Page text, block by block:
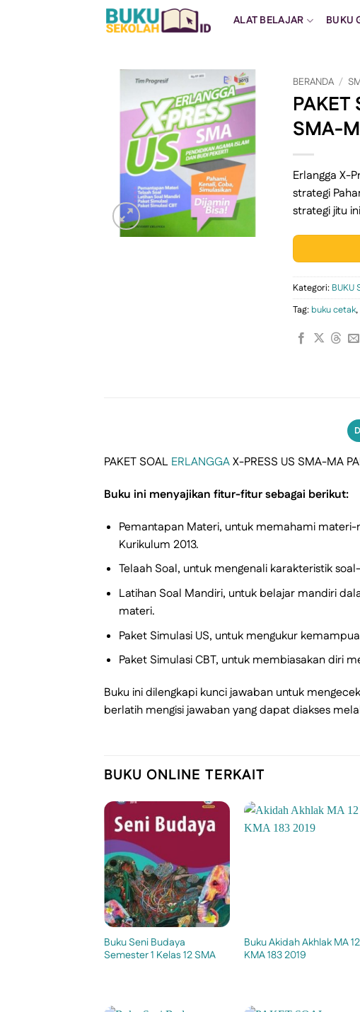
ALAT BELAJAR BUKU
BERANDA /
PAKET
SMA-
Erlangga X-
strategi
strategi jitu
Kategori: BUKU
Tag: buku cetak,
PAKET SOAL ERLANGGAX-PRESS US SMA-MA
Buku ini menyajikan fitur-fitur sebagai berikut:
Pemantapan Materi, untuk memahami
Kurikulum 2013.
Telaah Soal, untuk mengenali karakteristik
Latihan Soal Mandiri, untuk belajar mandiri
materi.
Paket Simulasi US, untuk mengukur
Paket Simulasi CBT, untuk membiasakan diri
Buku ini dilengkapi kunci jawaban untuk
berlatih mengisi jawaban yang dapat diakses
BUKU ONLINE TERKAIT
Buku Seni Budaya
Semester 1 Kelas 12 SMA
Buku Akidah Akhlak MA 12
KMA 183 2019